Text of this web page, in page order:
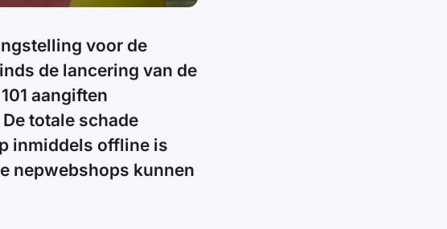
voor de
de lancering van de
aangiften
totale schade
inmiddels offline is
nepwebshops kunnen